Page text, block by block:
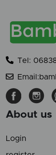
Tel:
About us
Login